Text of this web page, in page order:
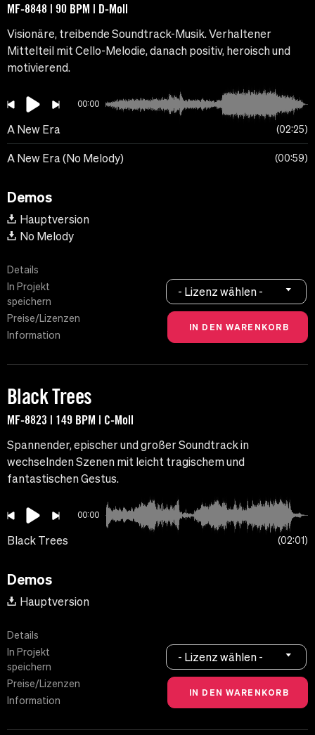
MF-8848 | 90 BPM | D-Moll
Visionäre, treibende Soundtrack-Musik. Verhaltener
Mittelteil mit Cello-Melodie, danach positiv, heroisch und
motivierend.
00:00
A New Era 02:25
A New Era (No Melody) 00:59
Demos
Hauptversion
No Melody
Details
In Projekt
speichern
Preise/Lizenzen
Information
- Lizenz wählen -
Black Trees
MF-8823 | 149 BPM | C-Moll
Spannender, epischer und großer Soundtrack in
wechselnden Szenen mit leicht tragischem und
fantastischen Gestus.
00:00
Black Trees 02:01
Demos
Hauptversion
Details
In Projekt
speichern
Preise/Lizenzen
Information
- Lizenz wählen -